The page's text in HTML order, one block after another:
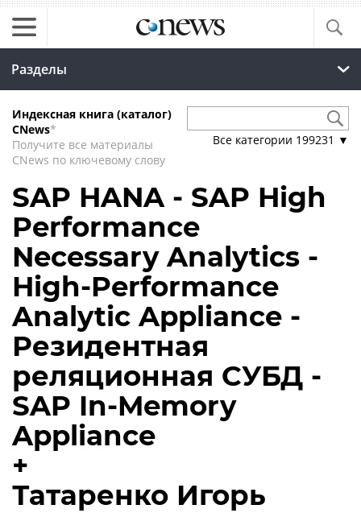
Разделы
Индексная книга (каталог)
CNews*
Получите все материалы
CNews по ключевому слову
Все категории 199231 ▼
SAP HANA - SAP High
Performance
Necessary Analytics -
High-Performance
Analytic Appliance -
Резидентная
реляционная СУБД -
SAP In-Memory
Appliance
+
Татаренко Игорь